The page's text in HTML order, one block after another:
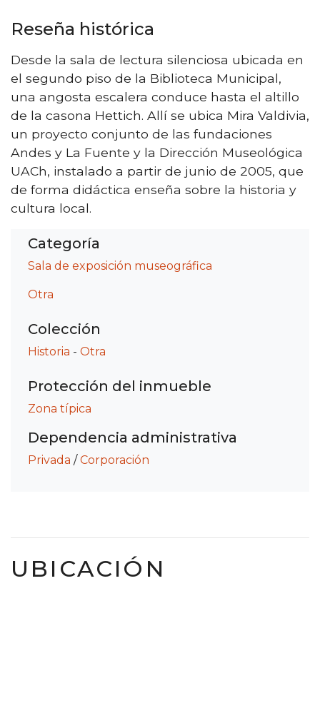
Reseña histórica
Desde la sala de lectura silenciosa ubicada en
el segundo piso de la Biblioteca Municipal,
una angosta escalera conduce hasta el altillo
de la casona Hettich. Allí se ubica Mira Valdivia,
un proyecto conjunto de las fundaciones
Andes y La Fuente y la Dirección Museológica
UACh, instalado a partir de junio de 2005, que
de forma didáctica enseña sobre la historia y
cultura local.
Categoría
Sala de exposición museográfica
Otra
Colección
Historia - Otra
Protección del inmueble
Zona típica
Dependencia administrativa
Privada / Corporación
UBICACIÓN